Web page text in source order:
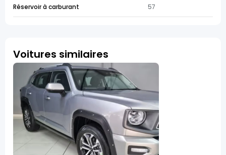
Réservoir à carburant 57
Voitures similaires